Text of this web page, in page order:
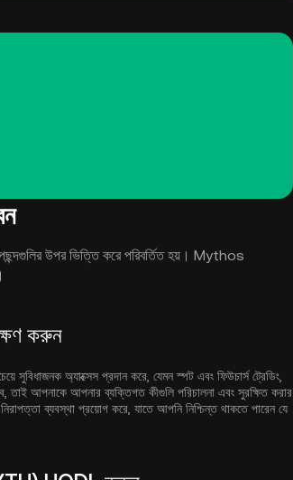
উপর ভিত্তি করে পরিবর্তিত হয়। Mythos
করুন
সুবিধাজনক অ্যাক্সেস প্রদান করে, যেমন স্পট এবং ফিউচার্স ট্রেডিং,
তাই আপনাকে আপনার ব্যক্তিগত কীগুলি পরিচালনা এবং সুরক্ষিত করার
ব্যবস্থা প্রয়োগ করে, যাতে আপনি নিশ্চিন্ত থাকতে পারেন যে